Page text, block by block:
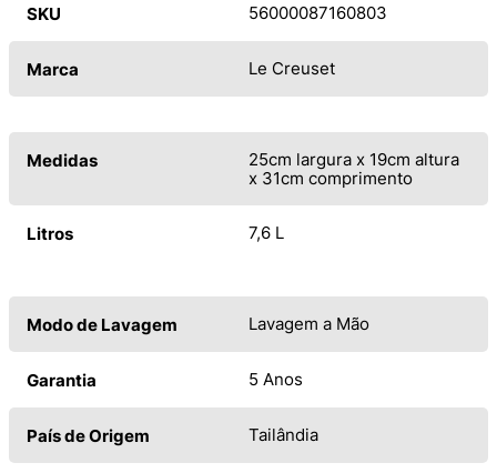
SKU 56000087160803
Marca Le Creuset
Medidas
25cm largura x 19cm altura
x 31cm comprimento
Litros 7,6 L
Modo de Lavagem Lavagem a Mão
Garantia 5 Anos
País de Origem Tailândia